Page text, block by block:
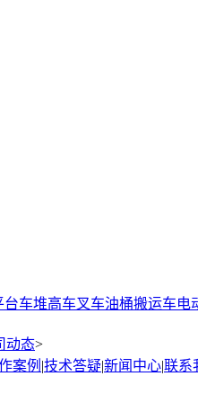
台车堆高车叉车油桶搬运车电
动态>
案例 |技术答疑|新闻中心|联系